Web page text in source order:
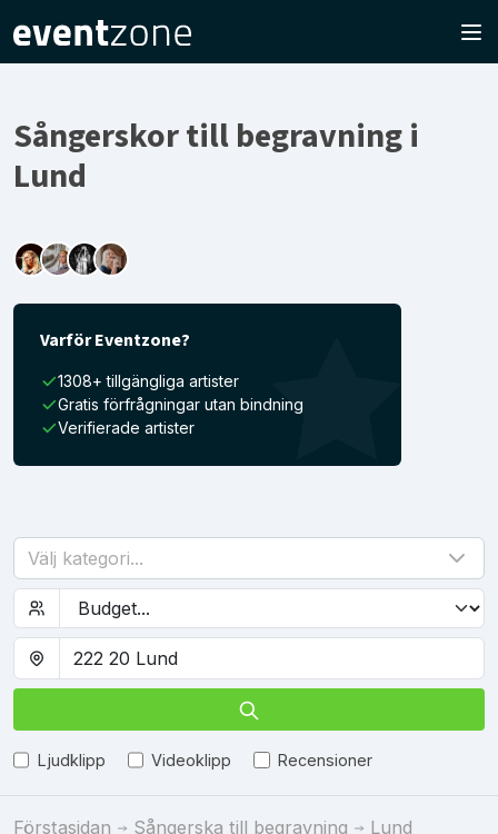
Sångerskor till begravning i
Lund
Varför Eventzone?
1308+ tillgängliga artister
Gratis förfrågningar utan bindning
Verifierade artister
Välj kategori...
Ljudklipp Videoklipp Recensioner
Förstasidan Sångerska till begravning Lund